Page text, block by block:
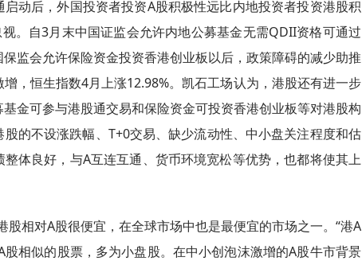
动后，外国投资者投资A股积极性远比内地投资者投资港股积
。自3月末中国证监会允许内地公募基金无需QDII资格可通过
监会允许保险资金投资香港创业板以后，政策障碍的减少助推
，恒生指数4月上涨12.98%。凯石工场认为，港股还有进一步
金可参与港股通交易和保险资金可投资香港创业板等对港股构
的不设涨跌幅、T+0交易、缺少流动性、中小盘关注程度和估
体良好，与A互连互通、货币环境宽松等优势，也都将使其上
股相对A股很便宜，在全球市场中也是最便宜的市场之一。“港A
股相似的股票，多为小盘股。在中小创泡沫激增的A股牛市背景